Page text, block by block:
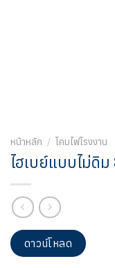
หน้าหลัก / โคมไฟโรงงาน
ไฮเบย์แบบไม่ดิ
ดาวน์โหลด